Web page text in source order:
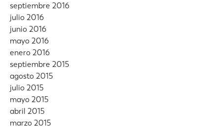
septiembre 2016
julio 2016
junio 2016
mayo 2016
enero 2016
septiembre 2015
agosto 2015
julio 2015
mayo 2015
abril 2015
marzo 2015